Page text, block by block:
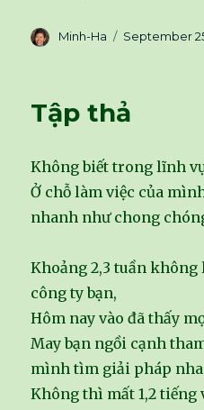
Author
Minh-Ha
Posted
September
Tập thả
Không biết trong lĩnh
Ở chỗ làm việc của
nhanh như chong
Khoảng 2,3 tuần không
công ty bạn,
Hôm nay vào đã thấy
May bạn ngồi cạnh
mình tìm giải pháp
Không thì mất 1,2 tiếng